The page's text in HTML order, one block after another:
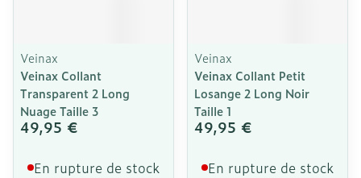
Veinax
Veinax Collant
Transparent 2 Long
Nuage Taille 3
49,95 €
En rupture de stock
Veinax
Veinax Collant Petit
Losange 2 Long Noir
Taille 1
49,95 €
En rupture de stock